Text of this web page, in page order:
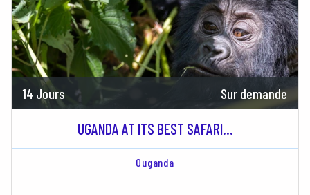
14 Jours Sur demande
UGANDA AT ITS BEST SAFARI...
Ouganda